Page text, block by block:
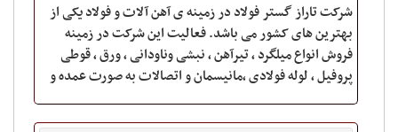
شرکت تاراز گستر فولاد در زمینه ی آهن آلات و فولاد یکی از
بهترین های کشور می باشد. فعالیت این شرکت در زمینه
فروش انواع میلگرد ، تیرآهن ، نبشی وناودانی ، ورق ، قوطی
پروفیل ، لوله فولادی ،مانیسمان و اتصالات به صورت عمده و